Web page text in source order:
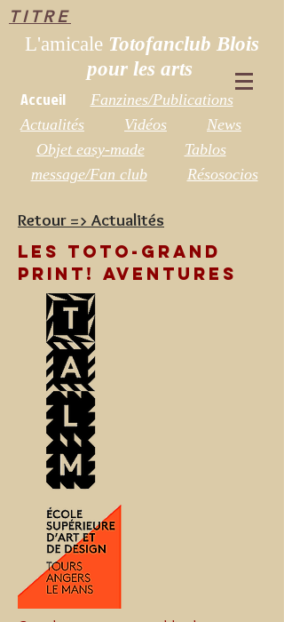
TITRE
L'amicale Totofanclub Blois
pour les arts
Accueil
Fanzines/Publications
Actualités
Vidéos
News
Objet easy-made
Tablos
message/Fan club
Résosocios
Retour => Actualités
Les toto-grand
print! aventures